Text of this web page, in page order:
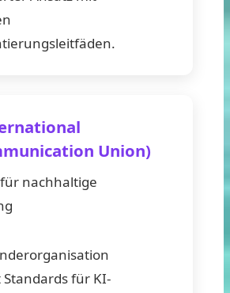
Union)
nachhaltige
für KI-